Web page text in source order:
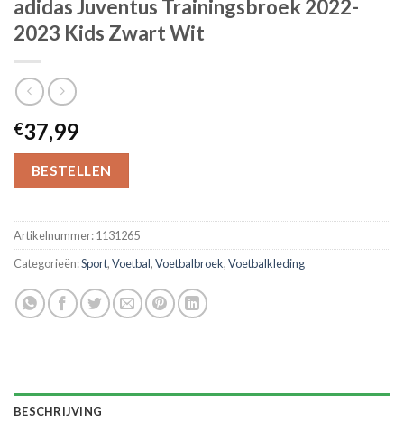
adidas Juventus Trainingsbroek 2022-
2023 Kids Zwart Wit
€37,99
BESTELLEN
Artikelnummer:1131265
Categorieën:Sport,Voetbal,Voetbalbroek,Voetbalkleding
BESCHRIJVING